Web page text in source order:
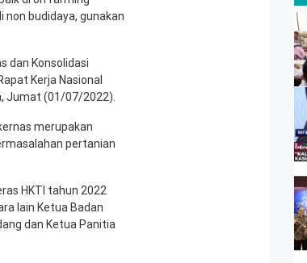
budidaya, gunakan
dan Konsolidasi
Kerja Nasional
Jumat (01/07/2022).
merupakan
pertanian
HKTI tahun 2022
lain Ketua Badan
dan Ketua Panitia